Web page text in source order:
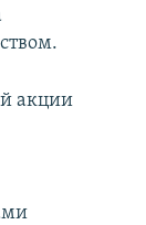
акции